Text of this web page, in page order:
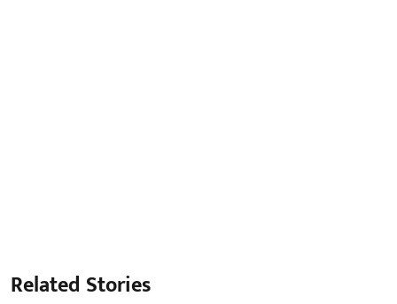
Related Stories